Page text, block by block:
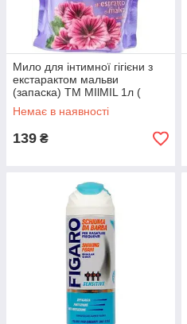
Мило для інтимної гігієни з
екстарактом мальви
(запаска) ТМ MIlMIL 1л (
007010 )
Немає в наявності
139 ₴